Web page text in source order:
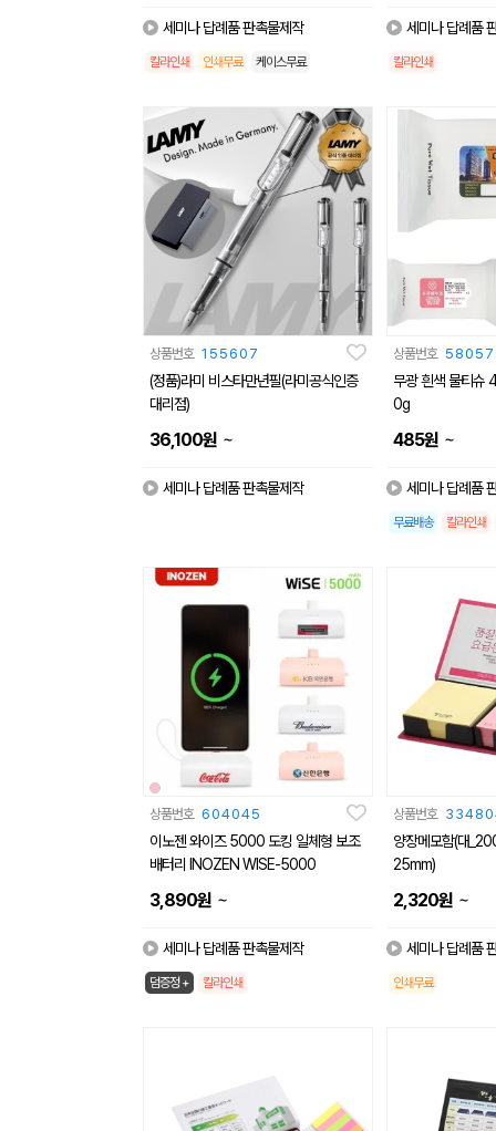
세미나 답례품 판촉물제작
칼라인쇄 인쇄무료 케이스무료
세미나 답례품
칼라인쇄
상품번호 155607
(정품)라미 비스타만년필(라미공식인증
대리점)
36,100원 ~
세미나 답례품 판촉물제작
상품번호
무광 흰색 물티슈
0g
485원 ~
세미나 답례품
무료배송 칼라인쇄
상품번호 604045
이노젠 와이즈 5000 도킹 일체형 보조
배터리 INOZEN WISE-5000
3,890원 ~
세미나 답례품 판촉물제작
덤증정 + 칼라인쇄
상품번호
양장메모함(대
25mm)
2,320원 ~
세미나 답례품
인쇄무료